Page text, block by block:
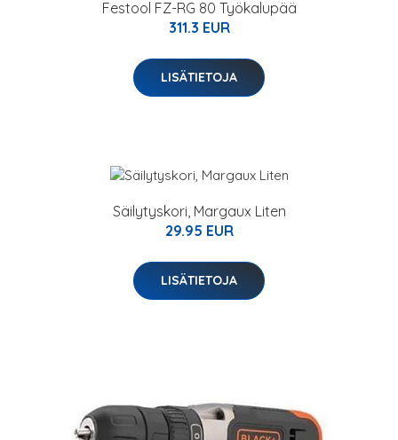
Festool FZ-RG 80 Työkalupää
311.3 EUR
LISÄTIETOJA
Säilytyskori, Margaux Liten
29.95 EUR
LISÄTIETOJA